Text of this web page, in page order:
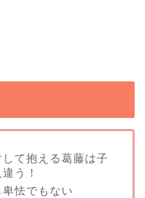
て抱える葛藤は子
う！
怯でもない